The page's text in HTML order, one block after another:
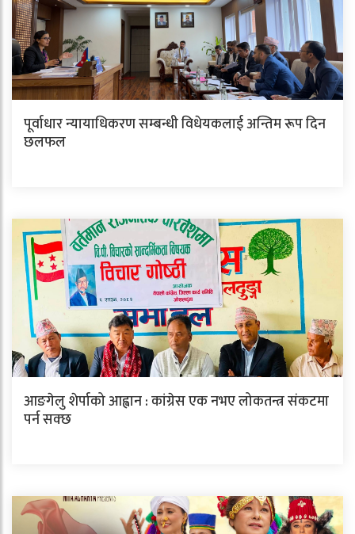
पूर्वाधार न्यायाधिकरण सम्बन्धी विधेयकलाई अन्तिम रूप दिन
छलफल
आङगेलु शेर्पाको आह्वान : कांग्रेस एक नभए लोकतन्त्र संकटमा
पर्न सक्छ